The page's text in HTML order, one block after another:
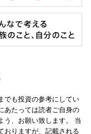
でも投資の参考にしてい
あたっては読者ご自身の
う、お願い致します。 当
おりますが、記載される